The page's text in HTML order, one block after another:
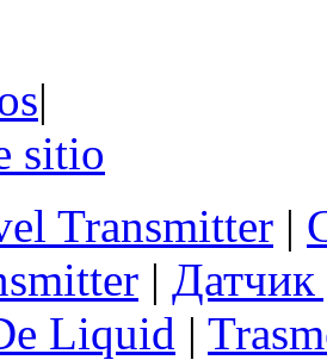
|
sitio
Transmitter |
|
Liquid |